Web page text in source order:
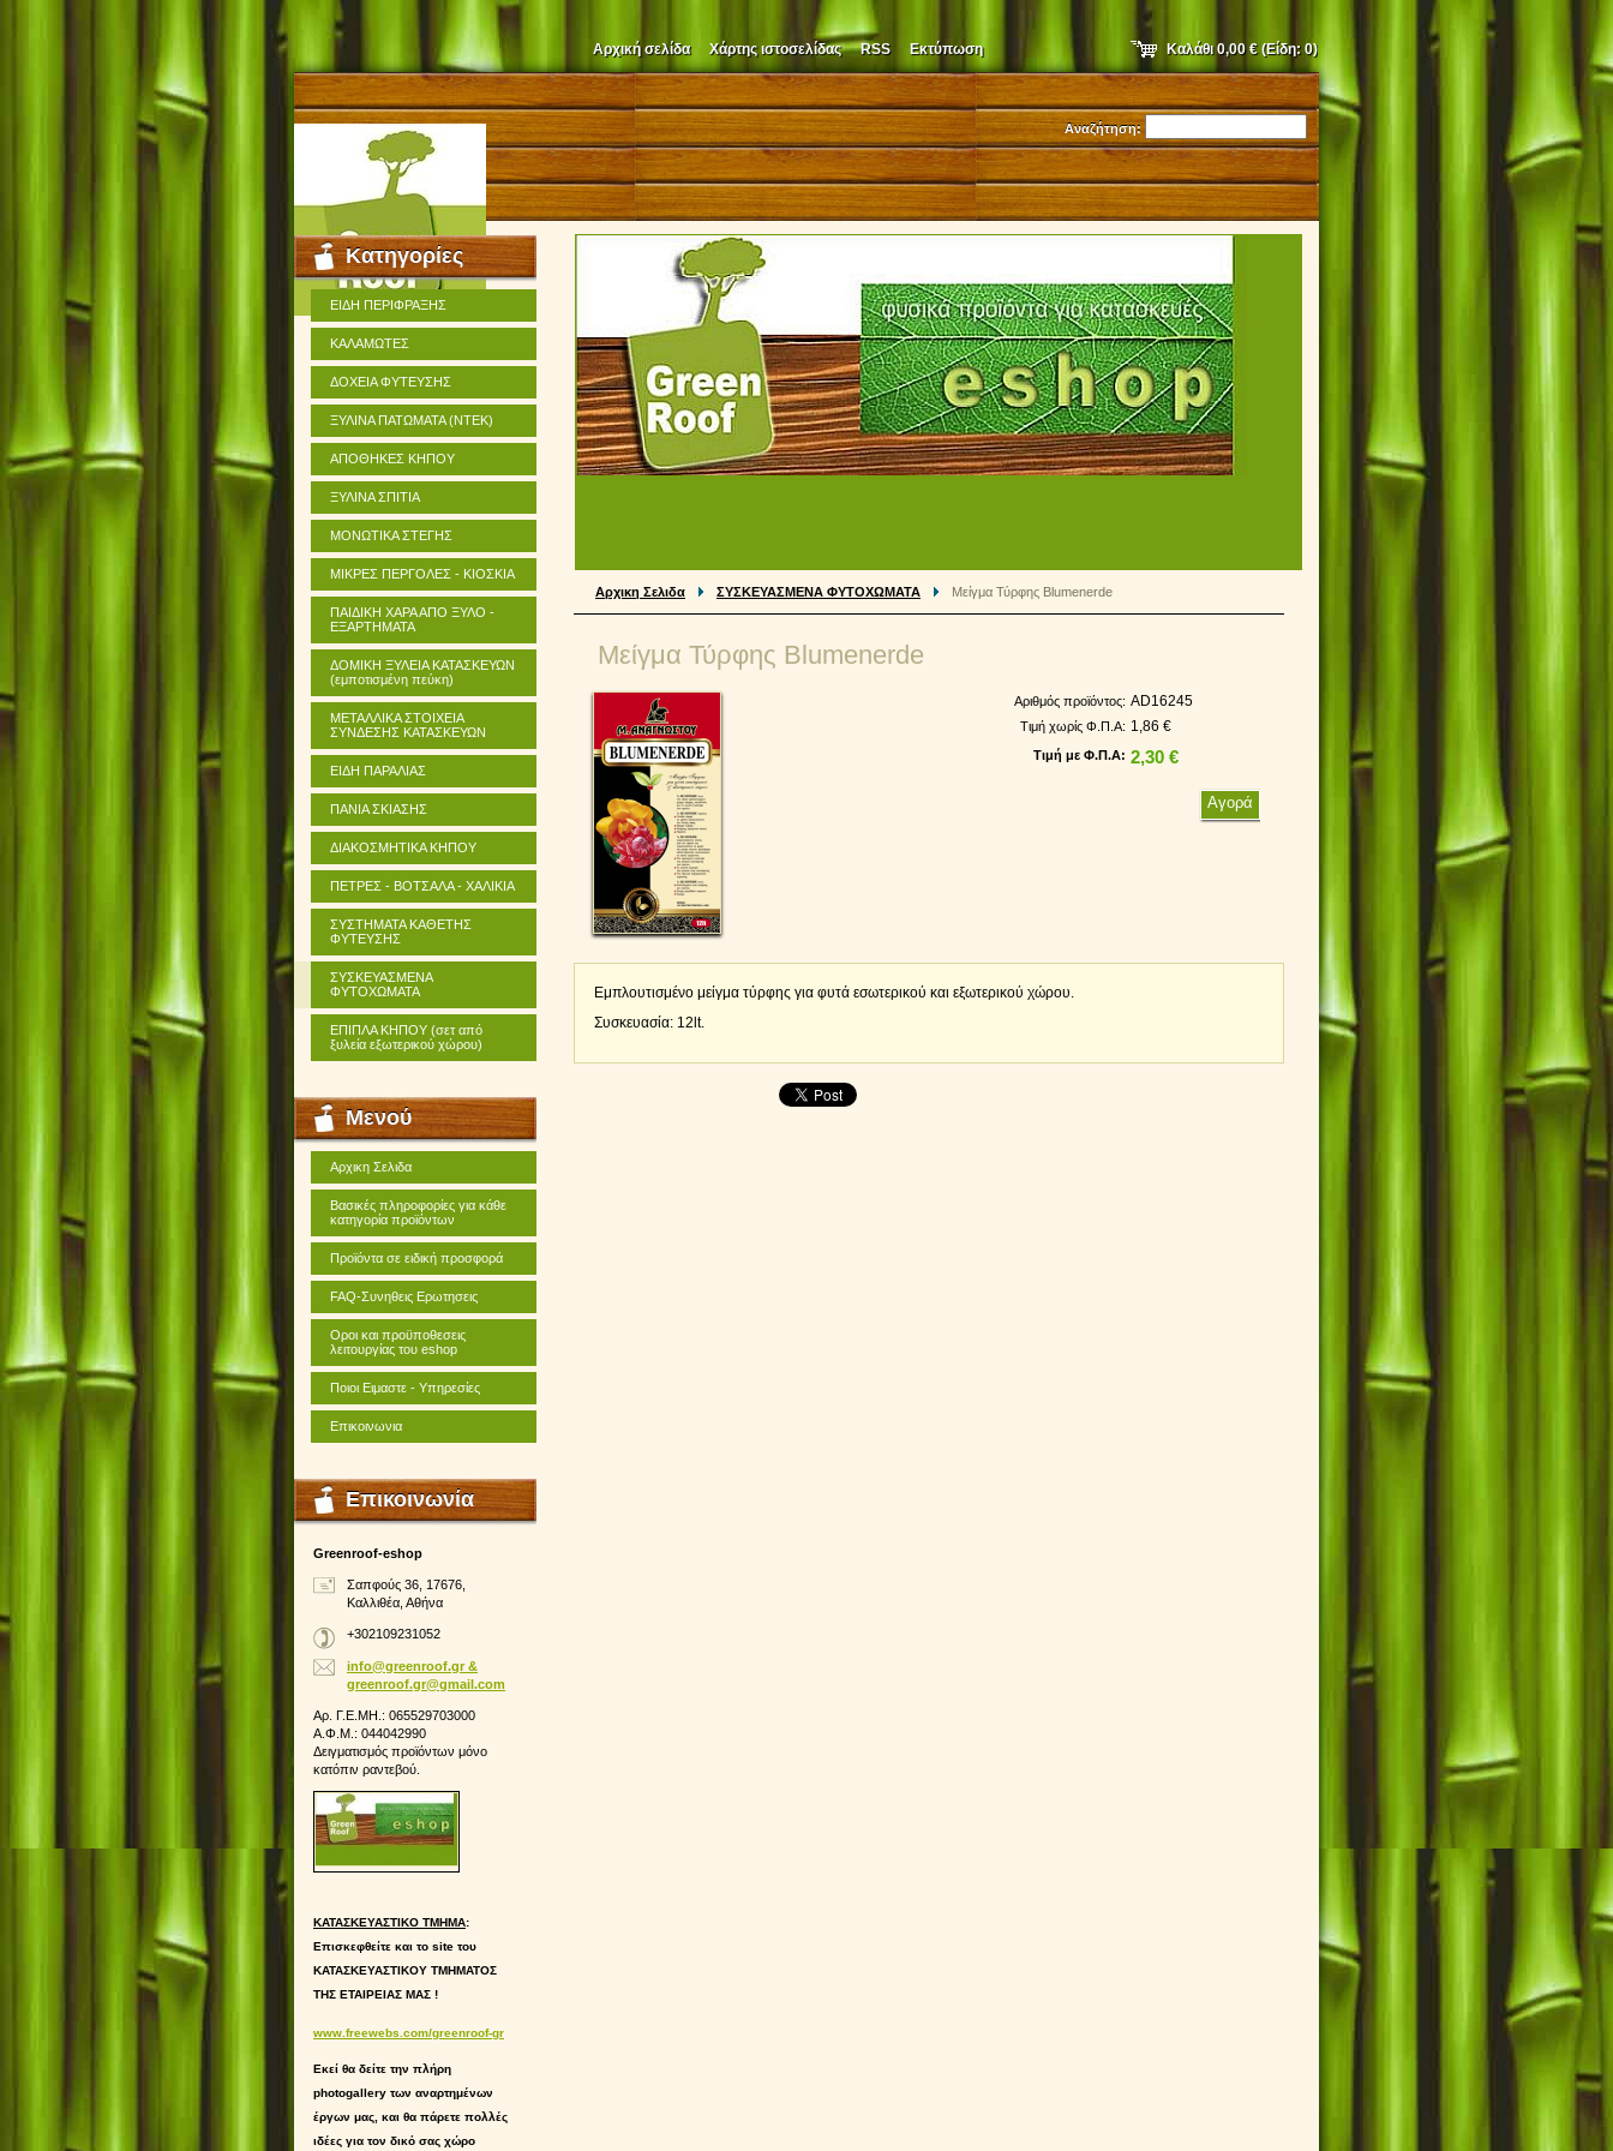
Αναζήτηση:
Αρχικη Σελιδα ΣΥΣΚΕΥΑΣΜΕΝΑ ΦΥΤΟΧΩΜΑΤΑ Μείγμα Τύρφης Blumenerde
Μείγμα Τύρφης Blumenerde
Αριθμός προϊόντος: AD16245
Τιμή χωρίς Φ.Π.Α: 1,86 €
Τιμή με Φ.Π.Α: 2,30 €
Eμπλουτισμένο μείγμα τύρφης για φυτά εσωτερικού και εξωτερικού χώρου.
Συσκευασία: 12lt.
Κατηγορίες
ΕΙΔΗ ΠΕΡΙΦΡΑΞΗΣ
ΚΑΛΑΜΩΤΕΣ
ΔΟΧΕΙΑ ΦΥΤΕΥΣΗΣ
ΞΥΛΙΝΑ ΠΑΤΩΜΑΤΑ (ΝΤΕΚ)
ΑΠΟΘΗΚΕΣ ΚΗΠΟΥ
ΞΥΛΙΝΑ ΣΠΙΤΙΑ
ΜΟΝΩΤΙΚΑ ΣΤΕΓΗΣ
ΜΙΚΡΕΣ ΠΕΡΓΟΛΕΣ - ΚΙΟΣΚΙΑ
ΠΑΙΔΙΚΗ ΧΑΡΑ ΑΠΟ ΞΥΛΟ -
ΕΞΑΡΤΗΜΑΤΑ
ΔΟΜΙΚΗ ΞΥΛΕΙΑ ΚΑΤΑΣΚΕΥΩΝ
(εμποτισμένη πεύκη)
ΜΕΤΑΛΛΙΚΑ ΣΤΟΙΧΕΙΑ
ΣΥΝΔΕΣΗΣ ΚΑΤΑΣΚΕΥΩΝ
ΕΙΔΗ ΠΑΡΑΛΙΑΣ
ΠΑΝΙΑ ΣΚΙΑΣΗΣ
ΔΙΑΚΟΣΜΗΤΙΚΑ ΚΗΠΟΥ
ΠΕΤΡΕΣ - ΒΟΤΣΑΛΑ - ΧΑΛΙΚΙΑ
ΣΥΣΤΗΜΑΤΑ ΚΑΘΕΤΗΣ
ΦΥΤΕΥΣΗΣ
ΣΥΣΚΕΥΑΣΜΕΝΑ
ΦΥΤΟΧΩΜΑΤΑ
ΕΠΙΠΛΑ ΚΗΠΟΥ (σετ από
ξυλεία εξωτερικού χώρου)
Μενού
Αρχικη Σελιδα
Βασικές πληροφορίες για κάθε
κατηγορία προϊόντων
Προϊόντα σε ειδική προσφορά
FAQ-Συνηθεις Ερωτησεις
Οροι και προϋποθεσεις
λειτουργίας του eshop
Ποιοι Ειμαστε - Υπηρεσίες
Επικοινωνια
Επικοινωνία
Greenroof-eshop
Σαπφούς 36, 17676,
Καλλιθέα, Αθήνα
+302109231052
info@greenroof.gr &
greenroof.gr@gmail.com
Αρ. Γ.Ε.ΜΗ.: 065529703000
Α.Φ.Μ.: 044042990
Δειγματισμός προϊόντων μόνο
κατόπιν ραντεβού.
ΚΑΤΑΣΚΕΥΑΣΤΙΚΟ ΤΜΗΜΑ:
Επισκεφθείτε και το site του
ΚΑΤΑΣΚΕΥΑΣΤΙΚΟΥ ΤΜΗΜΑΤΟΣ
ΤΗΣ ΕΤΑΙΡΕΙΑΣ ΜΑΣ !
www.freewebs.com/greenroof-gr
Εκεί θα δείτε την πλήρη
photogallery των αναρτημένων
έργων μας, και θα πάρετε πολλές
ιδέες για τον δικό σας χώρο
Καλάθι0,00 €(Είδη: 0)
Αρχική σελίδα Χάρτης ιστοσελίδας RSS Εκτύπωση